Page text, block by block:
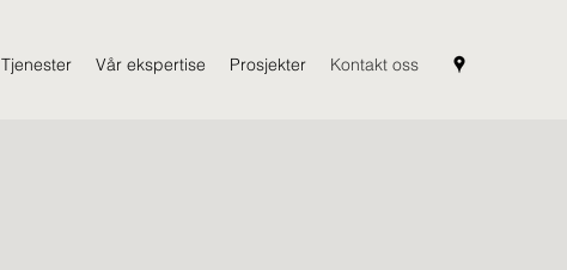
Tjenester Vår ekspertise Prosjekter Kontakt oss